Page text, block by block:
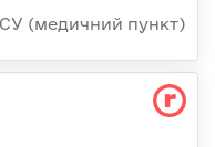
(медичний пункт)